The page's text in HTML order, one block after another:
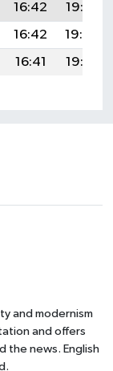
16:42
19:55
16:42
19:54
16:41 19:52
and modernism
and offers
the news. English